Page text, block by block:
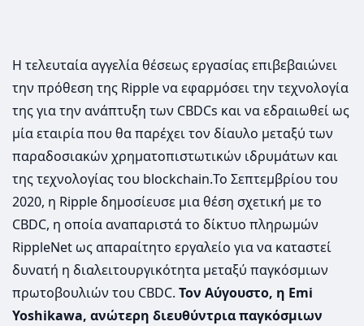
Η τελευταία αγγελία θέσεως εργασίας επιβεβαιώνει
την πρόθεση της Ripple να εφαρμόσει την τεχνολογία
της για την ανάπτυξη των CBDCs και να εδραιωθεί ως
μία εταιρία που θα παρέχει τον δίαυλο μεταξύ των
παραδοσιακών χρηματοπιστωτικών ιδρυμάτων και
της τεχνολογίας του blockchain.Το Σεπτεμβρίου του
2020, η Ripple δημοσίευσε μια θέση σχετική με το
CBDC, η οποία αναπαριστά το δίκτυο πληρωμών
RippleNet ως απαραίτητο εργαλείο για να καταστεί
δυνατή η διαλειτουργικότητα μεταξύ παγκόσμιων
πρωτοβουλιών του CBDC. Τον Αύγουστο, η Emi
Yoshikawa, ανώτερη διευθύντρια παγκόσμιων